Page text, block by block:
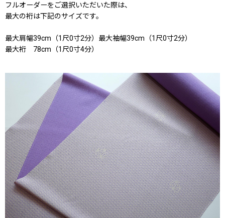
フルオーダーをご選択いただいた際は、
最大の裄は下記のサイズです。
最大肩幅39cm（1尺0寸2分）最大袖幅39cm（1尺0寸2分）
最大裄 78cm（1尺0寸4分）